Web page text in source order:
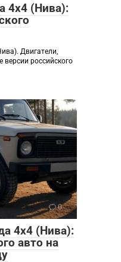
4х4 (Нива):
Двигатели,
версии российского
0
4х4 (Нива):
авто на